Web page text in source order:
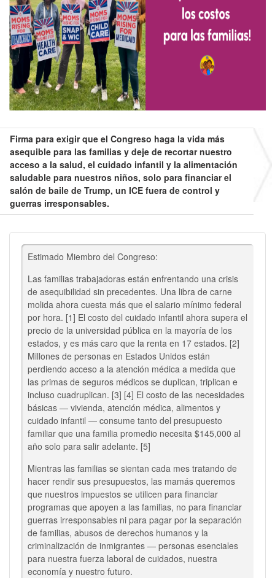
Firma para exigir que el Congreso haga la vida más
asequible para las familias y deje de recortar nuestro
acceso a la salud, el cuidado infantil y la alimentación
saludable para nuestros niños, solo para financiar el
salón de baile de Trump, un ICE fuera de control y
guerras irresponsables.
Estimado Miembro del Congreso:
Las familias trabajadoras están enfrentando una crisis
de asequibilidad sin precedentes. Una libra de carne
molida ahora cuesta más que el salario mínimo federal
por hora. [1] El costo del cuidado infantil ahora supera el
precio de la universidad pública en la mayoría de los
estados, y es más caro que la renta en 17 estados. [2]
Millones de personas en Estados Unidos están
perdiendo acceso a la atención médica a medida que
las primas de seguros médicos se duplican, triplican e
incluso cuadruplican. [3] [4] El costo de las necesidades
básicas — vivienda, atención médica, alimentos y
cuidado infantil — consume tanto del presupuesto
familiar que una familia promedio necesita $145,000 al
año solo para salir adelante. [5]
Mientras las familias se sientan cada mes tratando de
hacer rendir sus presupuestos, las mamás queremos
que nuestros impuestos se utilicen para financiar
programas que apoyen a las familias, no para financiar
guerras irresponsables ni para pagar por la separación
de familias, abusos de derechos humanos y la
criminalización de inmigrantes — personas esenciales
para nuestra fuerza laboral de cuidados, nuestra
economía y nuestro futuro.